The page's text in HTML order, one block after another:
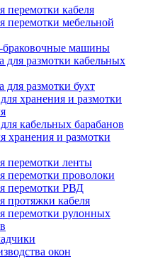
перемотки кабеля
перемотки мебельной
машины
для размотки кабельных
для размотки бухт
хранения и размотки
кабельных барабанов
хранения и размотки
перемотки ленты
перемотки проволоки
перемотки РВД
протяжки кабеля
перемотки рулонных
окон